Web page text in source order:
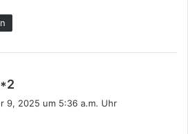
9, 2025 um 5:36 a.m. Uhr